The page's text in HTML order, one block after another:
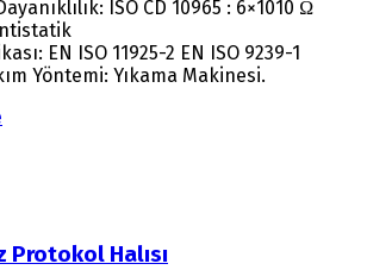
ISO CD 10965 : 6×1010 Ω
EN ISO 11925-2 EN ISO 9239-1
Yöntemi: Yıkama Makinesi.
Protokol Halısı